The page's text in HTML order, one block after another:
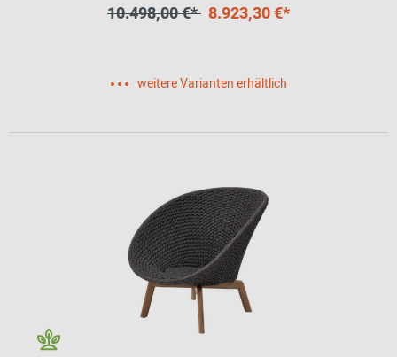
10.498,00 €* 8.923,30 €*
weitere Varianten erhältlich